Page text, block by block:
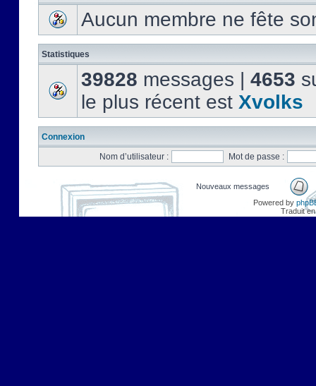
Aucun membre ne fête
Statistiques
39828 messages | 4653
le plus récent est Xvolks
Connexion
Nom d’utilisateur :
Mot de passe :
Nouveaux messages
Powered by
Traduit